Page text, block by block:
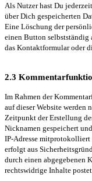
Als Nutzer hast Du
über Dich gespeicherten
Eine Löschung der
einen Button selbstständig
das Kontaktformular oder
2.3
Im Rahmen der
auf dieser Website werden
Zeitpunkt der Erstellung
Nicknamen gespeichert
IP-Adresse mitprotokolliert
erfolgt aus
durch einen abgegebenen
rechtswidrige Inhalte